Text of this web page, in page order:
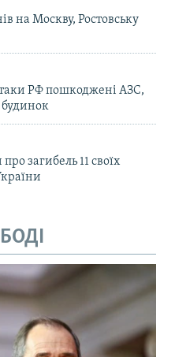
на Москву, Ростовську
РФ пошкоджені АЗС,
загибель 11 своїх